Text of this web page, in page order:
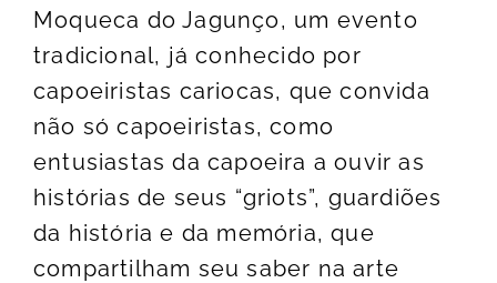
Moqueca do Jagunço, um evento
tradicional, já conhecido por
capoeiristas cariocas, que convida
não só capoeiristas, como
entusiastas da capoeira a ouvir as
histórias de seus “griots”, guardiões
da história e da memória, que
compartilham seu saber na arte